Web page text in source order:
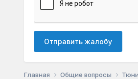
Отправить жалобу
Главная Общие вопросы